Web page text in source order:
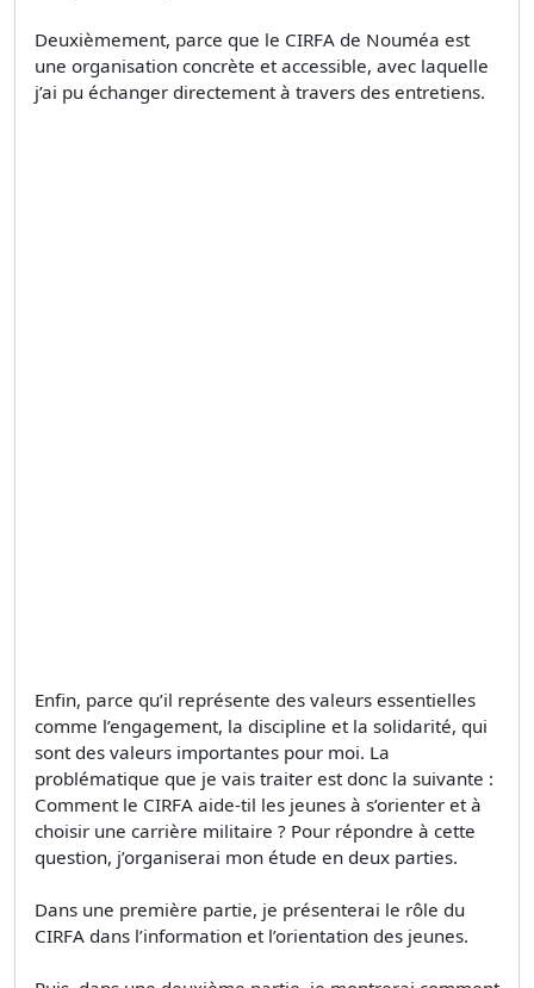
Deuxièmement, parce que le CIRFA de Nouméa est
une organisation concrète et accessible, avec laquelle
j’ai pu échanger directement à travers des entretiens.
Enfin, parce qu’il représente des valeurs essentielles
comme l’engagement, la discipline et la solidarité, qui
sont des valeurs importantes pour moi. La
problématique que je vais traiter est donc la suivante :
Comment le CIRFA aide-til les jeunes à s’orienter et à
choisir une carrière militaire ? Pour répondre à cette
question, j’organiserai mon étude en deux parties.
Dans une première partie, je présenterai le rôle du
CIRFA dans l’information et l’orientation des jeunes.